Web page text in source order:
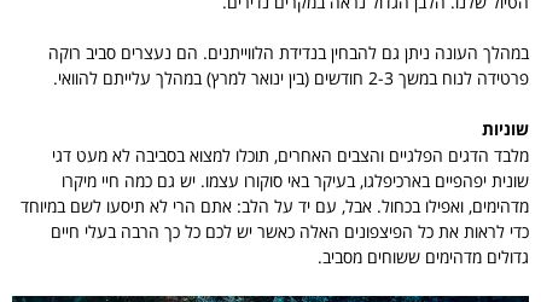
במהלך העונה ניתן גם להבחין בנדידת הלווייתנים. הם נעצרים סביב רוקה
פרטידה לנוח במשך 2-3 חודשים (בין ינואר למרץ) במהלך עלייתם להוואי.
שוניות
מלבד הדגים הפלגיים והצבים האחרים, תוכלו למצוא בסביבה לא מעט דגי
שונית יפהפיים בארכיפלגו, בעיקר באי סוקורו עצמו. יש גם כמה חיי מיקרו
מדהימים, ואפילו בכחול. אבל, עם יד על הלב: אתם הרי לא תיסעו לשם במיוחד
כדי לראות את כל הפיצפונים האלה כאשר יש לכם כל כך הרבה בעלי חיים
גדולים מדהימים ששוחים מסביב.